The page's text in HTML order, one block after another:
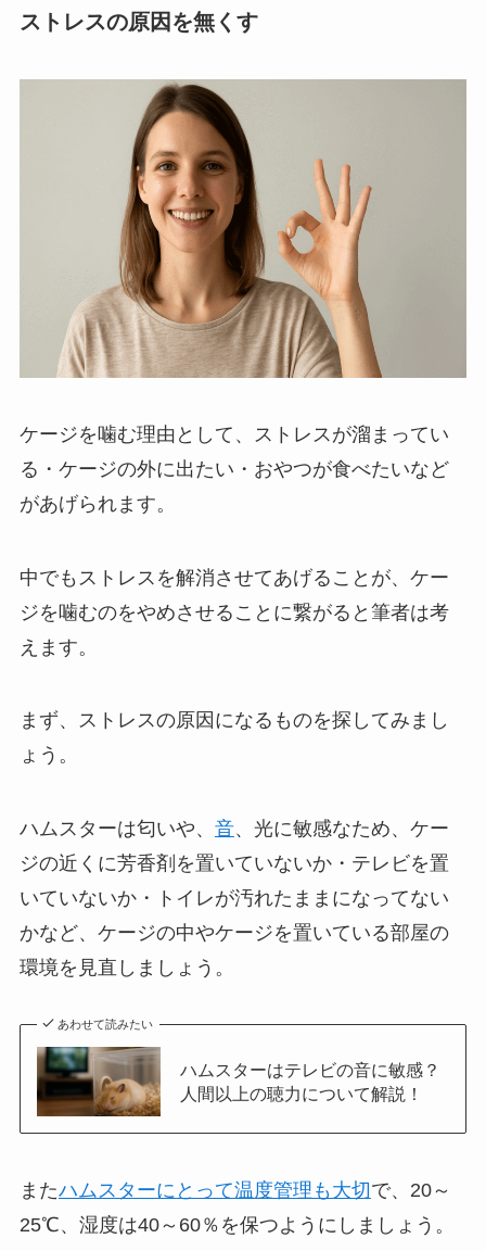
ストレスの原因を無くす
ケージを噛む理由として、ストレスが溜まってい
る・ケージの外に出たい・おやつが食べたいなど
があげられます。
中でもストレスを解消させてあげることが、ケー
ジを噛むのをやめさせることに繋がると筆者は考
えます。
まず、ストレスの原因になるものを探してみまし
ょう。
ハムスターは匂いや、 音、光に敏感なため、ケー
ジの近くに芳香剤を置いていないか・テレビを置
いていないか・トイレが汚れたままになってない
かなど、ケージの中やケージを置いている部屋の
環境を見直しましょう。
あわせて読みたい
ハムスターはテレビの音に敏感？
人間以上の聴力について解説！
またハムスターにとって温度管理も大切 で、20～
25℃、湿度は40～60％を保つようにしましょう。